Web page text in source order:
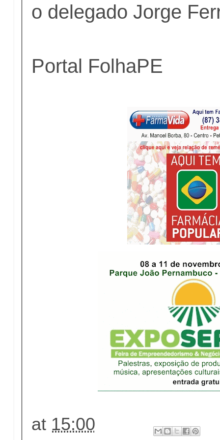
o delegado Jorge
Portal FolhaPE
at 15:00